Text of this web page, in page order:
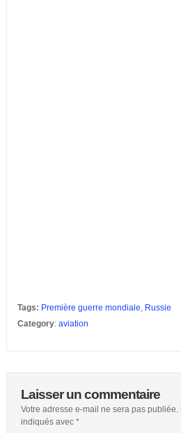
Tags: Première guerre mondiale, Russie
Category: aviation
Laisser un commentaire
Votre adresse e-mail ne sera pas publiée.
indiqués avec *